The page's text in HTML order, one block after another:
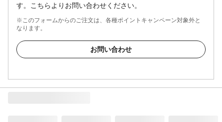
す。こちらよりお問い合わせください。
※このフォームからのご注文は、各種ポイントキャンペーン対象外と
なります。
お問い合わせ